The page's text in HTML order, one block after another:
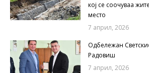
кој се соочуваа
место
7 април, 2026
Одбележан
Радовиш
7 април, 2026